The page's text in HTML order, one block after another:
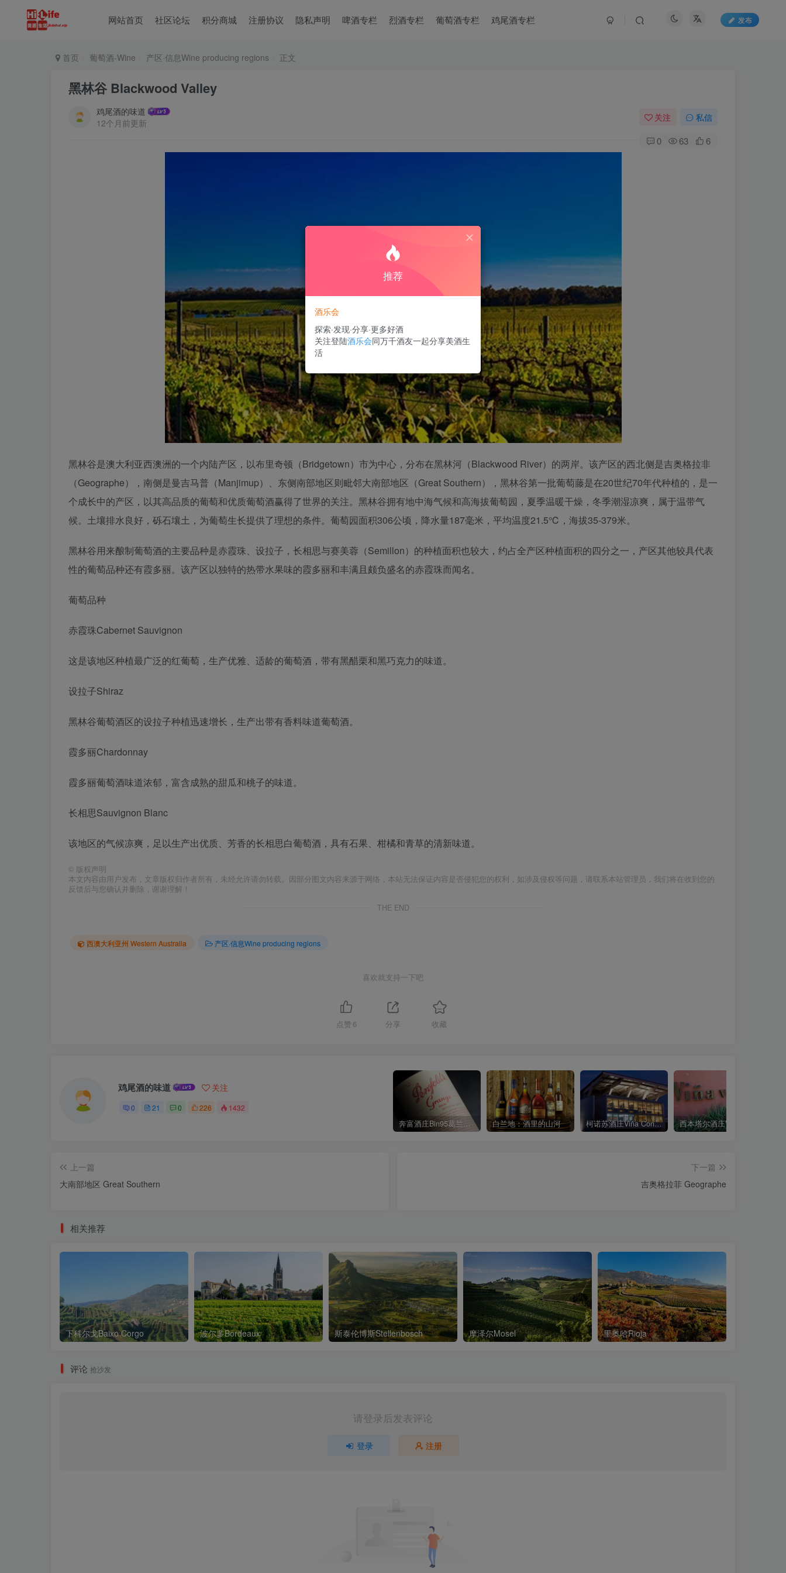
网站首页 社区论坛 积分商城 注册协议 隐私声明 啤酒专栏 烈酒专栏 葡萄酒专栏 鸡尾酒专栏 发布
首页 葡萄酒-Wine 产区·信息Wine producing regions 正文
黑林谷 Blackwood Valley
鸡尾酒的味道
12个月前更新
关注 私信
0 63 6
黑林谷是澳大利亚西澳洲的一个内陆产区，以布里奇顿（Bridgetown）市为中心，分布在黑林河（Blackwood River）的两岸。该产区的西北侧是吉奥格拉非
（Geographe），南侧是曼吉马普（Manjimup）、东侧南部地区则毗邻大南部地区（Great Southern），黑林谷第一批葡萄藤是在20世纪70年代种植的，是一
个成长中的产区，以其高品质的葡萄和优质葡萄酒赢得了世界的关注。黑林谷拥有地中海气候和高海拔葡萄园，夏季温暖干燥，冬季潮湿凉爽，属于温带气
候。土壤排水良好，砾石壤土，为葡萄生长提供了理想的条件。葡萄园面积306公顷，降水量187毫米，平均温度21.5℃，海拔35-379米。
黑林谷用来酿制葡萄酒的主要品种是赤霞珠、设拉子，长相思与赛美蓉（Semillon）的种植面积也较大，约占全产区种植面积的四分之一，产区其他较具代表
性的葡萄品种还有霞多丽。该产区以独特的热带水果味的霞多丽和丰满且颇负盛名的赤霞珠而闻名。
葡萄品种
赤霞珠Cabernet Sauvignon
这是该地区种植最广泛的红葡萄，生产优雅、适龄的葡萄酒，带有黑醋栗和黑巧克力的味道。
设拉子Shiraz
黑林谷葡萄酒区的设拉子种植迅速增长，生产出带有香料味道葡萄酒。
霞多丽Chardonnay
霞多丽葡萄酒味道浓郁，富含成熟的甜瓜和桃子的味道。
长相思Sauvignon Blanc
该地区的气候凉爽，足以生产出优质、芳香的长相思白葡萄酒，具有石果、柑橘和青草的清新味道。
© 版权声明
本文内容由用户发布，文章版权归作者所有，未经允许请勿转载。因部分图文内容来源于网络，本站无法保证内容是否侵犯您的权利，如涉及侵权等问题，请联系本站管理员，我们将在收到您的
反馈后与您确认并删除，谢谢理解！
THE END
西澳大利亚州 Western Australia 产区·信息Wine producing regions
喜欢就支持一下吧
点赞 6 分享 收藏
鸡尾酒的味道 关注
0 21 0 226 1432
奔富酒庄Bin95葛兰许红葡萄酒Penfolds Grange Hermitage 白兰地：酒里的山河 柯诺苏酒庄Viña Cono Sur
上一篇
大南部地区 Great Southern
下一篇
吉奥格拉菲 Geographe
相关推荐
下科尔戈Baixo Corgo 波尔多Bordeaux 斯泰伦博斯Stellenbosch 摩泽尔Mosel 里奥哈Rioja
评论 抢沙发
请登录后发表评论
登录 注册
推荐
酒乐会
探索·发现·分享·更多好酒
关注登陆酒乐会同万千酒友一起分享美酒生
活